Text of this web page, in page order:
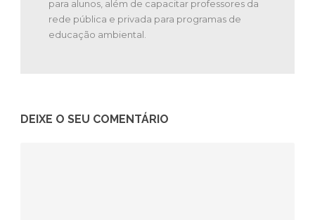
para alunos, além de capacitar professores da
rede pública e privada para programas de
educação ambiental.
DEIXE O SEU COMENTÁRIO